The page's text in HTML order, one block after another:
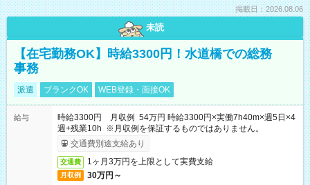
掲載日：2026.08.06
未読
【在宅勤務OK】時給3300円！水道橋での総務
事務
派遣 ブランクOK WEB登録・面接OK
給与
時給3300円 月収例 54万円 時給3300円×実働7h40m×週5日×4
週+残業10h ※月収例を保証するものではありません。
交通費別途支給あり
交通費 1ヶ月3万円を上限として実費支給
月収例 30万円～